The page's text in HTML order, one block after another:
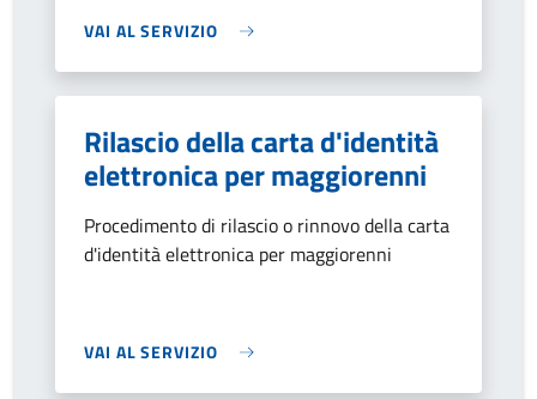
VAI AL SERVIZIO
Rilascio della carta d'identità
elettronica per maggiorenni
Procedimento di rilascio o rinnovo della carta
d'identità elettronica per maggiorenni
VAI AL SERVIZIO